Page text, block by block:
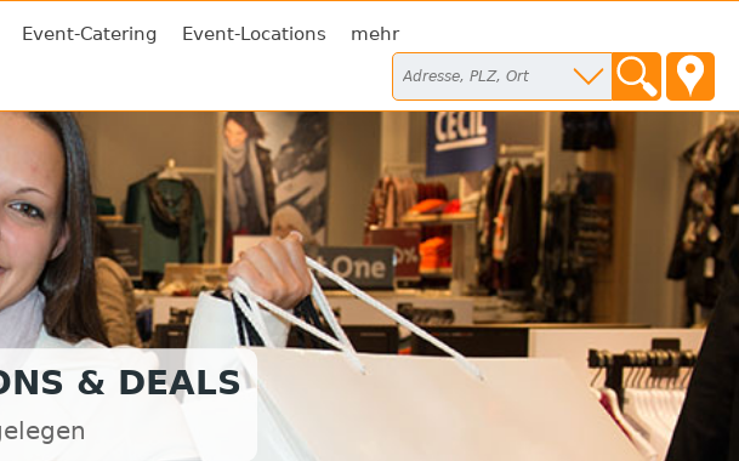
Event-Catering Event-Locations mehr
& DEALS